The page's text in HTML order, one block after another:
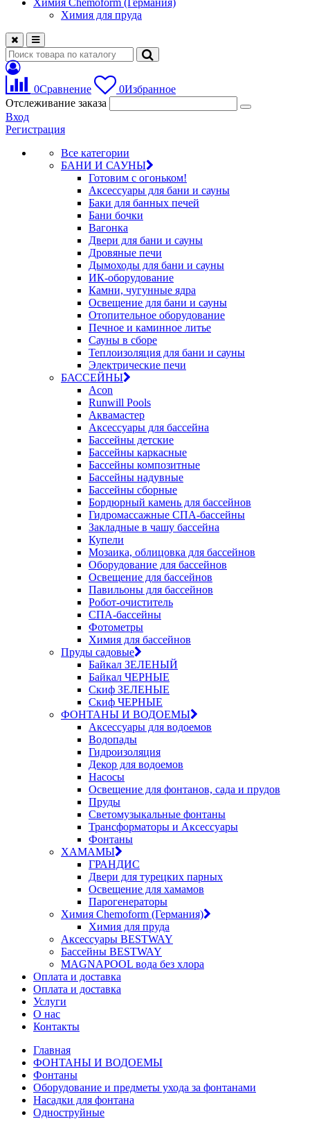
Химия Chemoform (Германия)
Химия для пруда
0Сравнение 0Избранное
Отслеживание заказа
Вход
Регистрация
Все категории
БАНИ И САУНЫ
Готовим с огоньком!
Аксессуары для бани и сауны
Баки для банных печей
Бани бочки
Вагонка
Двери для бани и сауны
Дровяные печи
Дымоходы для бани и сауны
ИК-оборудование
Камни, чугунные ядра
Освещение для бани и сауны
Отопительное оборудование
Печное и каминное литье
Сауны в сборе
Теплоизоляция для бани и сауны
Электрические печи
БАССЕЙНЫ
Acon
Runwill Pools
Аквамастер
Аксессуары для бассейна
Бассейны детские
Бассейны каркасные
Бассейны композитные
Бассейны надувные
Бассейны сборные
Бордюрный камень для бассейнов
Гидромассажные СПА-бассейны
Закладные в чашу бассейна
Купели
Мозаика, облицовка для бассейнов
Оборудование для бассейнов
Освещение для бассейнов
Павильоны для бассейнов
Робот-очиститель
СПА-бассейны
Фотометры
Химия для бассейнов
Пруды садовые
Байкал ЗЕЛЕНЫЙ
Байкал ЧЕРНЫЕ
Скиф ЗЕЛЕНЫЕ
Скиф ЧЕРНЫЕ
ФОНТАНЫ И ВОДОЕМЫ
Аксессуары для водоемов
Водопады
Гидроизоляция
Декор для водоемов
Насосы
Освещение для фонтанов, сада и прудов
Пруды
Светомузыкальные фонтаны
Трансформаторы и Аксессуары
Фонтаны
ХАМАМЫ
ГРАНДИС
Двери для турецких парных
Освещение для хамамов
Парогенераторы
Химия Chemoform (Германия)
Химия для пруда
Аксессуары BESTWAY
Бассейны BESTWAY
MAGNAPOOL вода без хлора
Оплата и доставка
Оплата и доставка
Услуги
О нас
Контакты
Главная
ФОНТАНЫ И ВОДОЕМЫ
Фонтаны
Оборудование и предметы ухода за фонтанами
Насадки для фонтана
Одноструйные